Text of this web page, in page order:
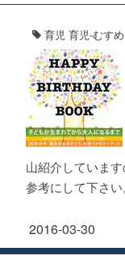
育児 育児-むすめ
山紹介していま
参考にして下さい
2016-03-30